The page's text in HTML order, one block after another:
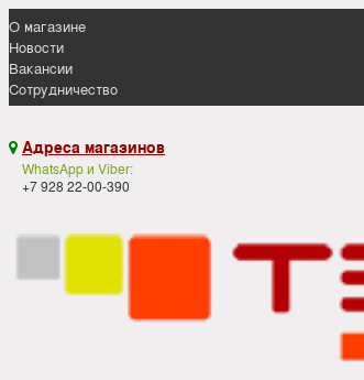
О магазине
Новости
Вакансии
Сотрудничество
 Адреса магазинов
WhatsApp и Viber:
+7 928 22-00-390